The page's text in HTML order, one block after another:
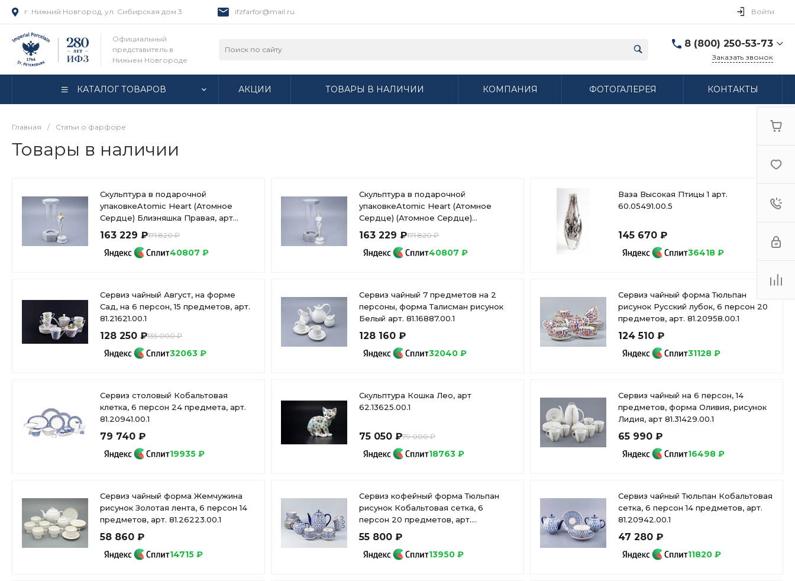
г. Нижний Новгород, ул. Сибирская дом 3 ifzfarfor@mail.ru Войти
Официальный
представитель в
Нижнем Новгороде
8 (800) 250-53-73
г. Нижний Новгород,
Заказать звонок
КАТАЛОГ ТОВАРОВ АКЦИИ ТОВАРЫ В НАЛИЧИИ КОМПАНИЯ ФОТОГАЛЕРЕЯ КОНТАКТЫ
Главная / Статьи о фарфоре
Товары в наличии
Скульптура в подарочной
упаковкеAtomic Heart (Атомное
Сердце) Близняшка Правая, арт
81.10629.00.1
163 229 ₽171 820 ₽
40807 ₽
Скульптура в подарочной
упаковкеAtomic Heart (Атомное
Сердце) (Атомное Сердце)
Близняшка Левая, арт 81.10630.00.1
163 229 ₽171 820 ₽
40807 ₽
Ваза Высокая Птицы 1 арт.
60.05491.00.5
145 670 ₽
36418 ₽
Сервиз чайный Август, на форме
Сад, на 6 персон, 15 предметов, арт.
81.21621.00.1
128 250 ₽135 000 ₽
32063 ₽
Сервиз чайный 7 предметов на 2
персоны, форма Талисман рисунок
Белый арт. 81.16887.00.1
128 160 ₽
32040 ₽
Сервиз чайный форма Тюльпан
рисунок Русский лубок, 6 персон 20
предметов, арт. 81.20958.00.1
124 510 ₽
31128 ₽
Сервиз столовый Кобальтовая
клетка, 6 персон 24 предмета, арт.
81.20941.00.1
79 740 ₽
19935 ₽
Скульптура Кошка Лео, арт
62.13625.00.1
75 050 ₽79 000 ₽
18763 ₽
Сервиз чайный на 6 персон, 14
предметов, форма Оливия, рисунок
Лидия, арт 81.31429.00.1
65 990 ₽
16498 ₽
Сервиз чайный форма Жемчужина
рисунок Золотая лента, 6 персон 14
предметов, арт. 81.26223.00.1
58 860 ₽
14715 ₽
Сервиз кофейный форма Тюльпан
рисунок Кобальтовая сетка, 6
персон 20 предметов, арт.
81.20944.00.1
55 800 ₽
13950 ₽
Сервиз чайный Тюльпан Кобальтовая
сетка, 6 персон 14 предметов, арт.
81.20942.00.1
47 280 ₽
11820 ₽